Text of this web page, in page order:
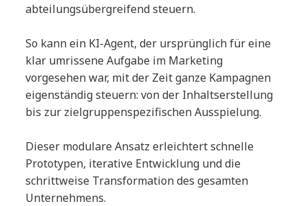
abteilungsübergreifend steuern.
So kann ein KI-Agent, der ursprünglich für eine
klar umrissene Aufgabe im Marketing
vorgesehen war, mit der Zeit ganze Kampagnen
eigenständig steuern: von der Inhaltserstellung
bis zur zielgruppenspezifischen Ausspielung.
Dieser modulare Ansatz erleichtert schnelle
Prototypen, iterative Entwicklung und die
schrittweise Transformation des gesamten
Unternehmens.